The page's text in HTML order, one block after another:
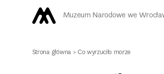
Muzeum Narodowe we
Strona główna>Co wyrzuciło morze